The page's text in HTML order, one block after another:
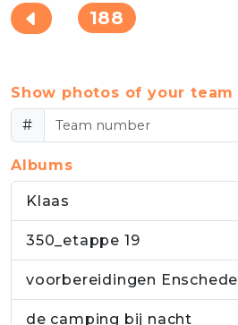
188
Show photos of your team
#
Albums
Klaas
350_etappe 19
voorbereidingen Enschede
de camping bij nacht